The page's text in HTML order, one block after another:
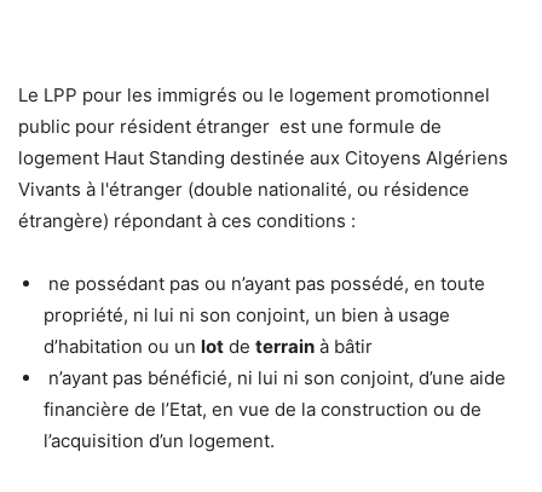
Le LPP pour les immigrés ou le logement promotionnel
public pour résident étranger est une formule de
logement Haut Standing destinée aux Citoyens Algériens
Vivants à l'étranger (double nationalité, ou résidence
étrangère) répondant à ces conditions :
ne possédant pas ou n’ayant pas possédé, en toute
propriété, ni lui ni son conjoint, un bien à usage
d’habitation ou un lot de terrain à bâtir
n’ayant pas bénéficié, ni lui ni son conjoint, d’une aide
financière de l’Etat, en vue de la construction ou de
l’acquisition d’un logement.